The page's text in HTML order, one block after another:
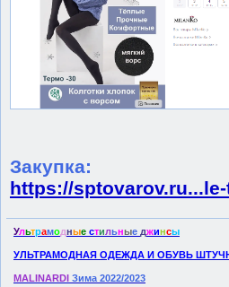
Закупка:
https://
Ультрамодные стильные джинсы
УЛЬТРАМОДНАЯ ОДЕЖДА И ОБУВЬ
MALINARDI Зима 2022/2023